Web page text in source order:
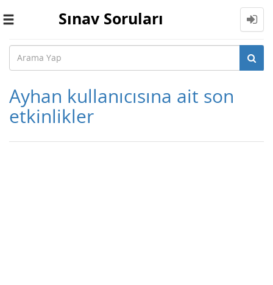
Toggle
Sınav Soruları
Ayhan kullanıcısına ait son
etkinlikler